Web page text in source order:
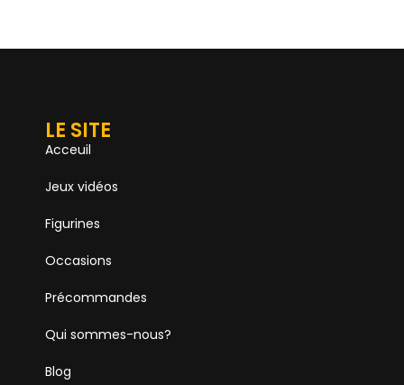
LE SITE
Acceuil
Jeux vidéos
Figurines
Occasions
Précommandes
Qui sommes-nous?
Blog